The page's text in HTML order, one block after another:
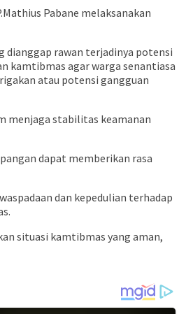
Pabane melaksanakan
dianggap rawan terjadinya potensi
kamtibmas agar warga senantiasa
atau potensi gangguan
menjaga stabilitas keamanan
dapat memberikan rasa
dan kepedulian terhadap
situasi kamtibmas yang aman,